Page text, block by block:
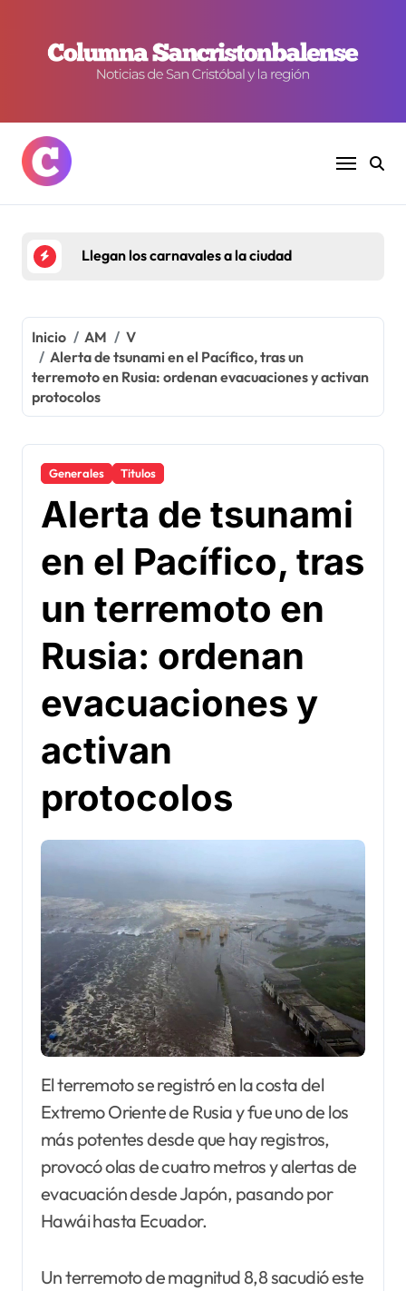
contenido
Llegan los carnavales a la ciudad
Inicio AM
V
Alerta de tsunami en el Pacífico, tras un
terremoto en Rusia: ordenan evacuaciones y activan
protocolos
Generales Titulos
Alerta de tsunami
en el Pacífico, tras
un terremoto en
Rusia: ordenan
evacuaciones y
activan
protocolos
El terremoto se registró en la costa del
Extremo Oriente de Rusia y fue uno de los
más potentes desde que hay registros,
provocó olas de cuatro metros y alertas de
evacuación desde Japón, pasando por
Hawái hasta Ecuador.
Un terremoto de magnitud 8,8 sacudió este